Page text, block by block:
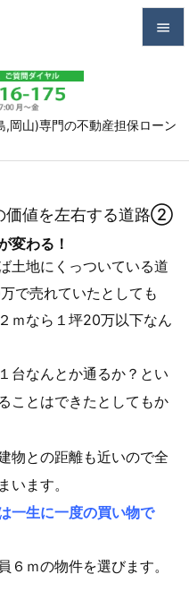
岡山)専門の不動産担保ローン

サイド


次へ
検索
価値を左右する道路②
変わる！
土地にくっついている道
で売れていたとしても
ｍなら１坪20万以下なん
台なんとか通るか？とい
ことはできたとしてもか
物との距離も近いので全
います。
一生に一度の買い物で
ｍの物件を選びます。